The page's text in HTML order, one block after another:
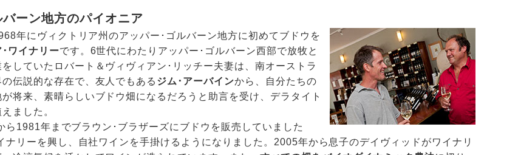
ーン地方のパイオニア
年にヴィクトリア州のアッパー･ゴルバーン地方に初めてブドウを
ワイナリーです。6世代にわたりアッパー･ゴルバーン西部で放牧と
していたロバート＆ヴィヴィアン･リッチー夫妻は、南オーストラ
伝説的な存在で、友人でもある ジム･アーバインから、自分たちの
将来、素晴らしいブドウ畑になるだろうと助言を受け、デラタイト
ました。
ら1981年までブラウン･ブラザーズにブドウを販売していました
ナリーを興し、自社ワインを手掛けるようになりました。2005年から息子のデイヴィッドがワイナリ